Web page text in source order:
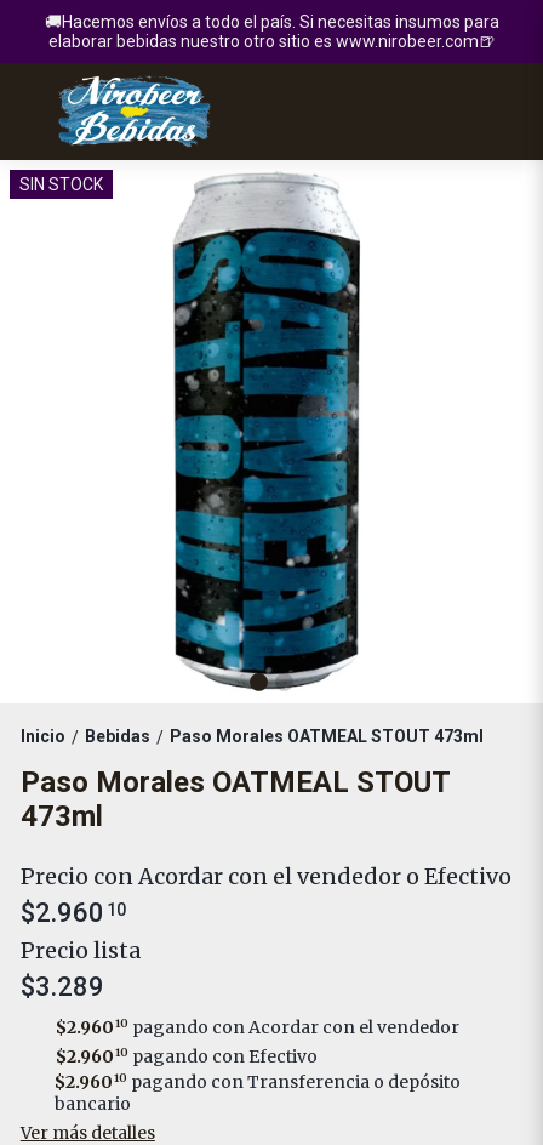
🚚Hacemos envíos a todo el país. Si necesitas insumos para
elaborar bebidas nuestro otro sitio es www.nirobeer.com🍺
SIN STOCK
Inicio / Bebidas / Paso Morales OATMEAL STOUT 473ml
Paso Morales OATMEAL STOUT
473ml
Precio con Acordar con el vendedor o Efectivo
$2.960 10
Precio lista
$3.289
$2.96010 pagando con Acordar con el vendedor
$2.96010 pagando con Efectivo
$2.96010 pagando con Transferencia o depósito
bancario
Ver más detalles